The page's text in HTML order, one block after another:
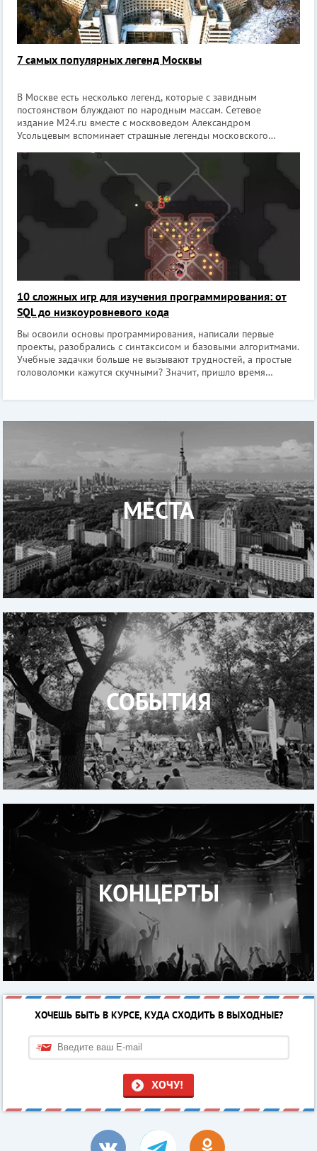
7 самых популярных легенд Москвы
В Москве есть несколько легенд, которые с завидным
постоянством блуждают по народным массам. Сетевое
издание M24.ru вместе с москвоведом Александром
Усольцевым вспоминает страшные легенды московского
Крысы-мутанты в метро Если вы наберете в
10 сложных игр для изучения программирования: от
SQL до низкоуровневого кода
Вы освоили основы программирования, написали первые
проекты, разобрались с синтаксисом и базовыми алгоритмами.
Учебные задачки больше не вызывают трудностей, а простые
головоломки кажутся скучными? Значит, пришло время
визуальным программир
МЕСТА
СОБЫТИЯ
КОНЦЕРТЫ
ХОЧЕШЬ БЫТЬ В КУРСЕ, КУДА СХОДИТЬ В ВЫХОДНЫЕ?
ХОЧУ!